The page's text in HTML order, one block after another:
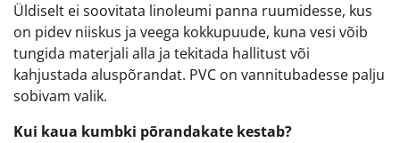
Üldiselt ei soovitata linoleumi panna ruumidesse, kus
on pidev niiskus ja veega kokkupuude, kuna vesi võib
tungida materjali alla ja tekitada hallitust või
kahjustada aluspõrandat. PVC on vannitubadesse palju
sobivam valik.
Kui kaua kumbki põrandakate kestab?